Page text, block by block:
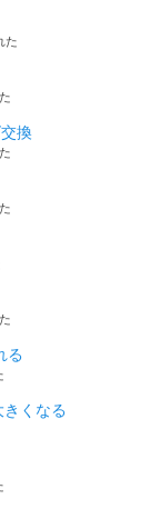
た
換
る
くなる